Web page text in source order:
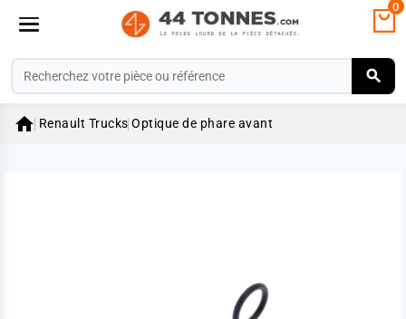
0
 Renault Trucks Optique de phare avant